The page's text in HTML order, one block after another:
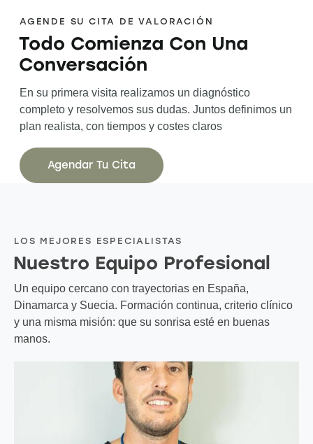
AGENDE SU CITA DE VALORACIÓN
Todo Comienza Con Una
Conversación
En su primera visita realizamos un diagnóstico
completo y resolvemos sus dudas. Juntos definimos un
plan realista, con tiempos y costes claros
Agendar Tu Cita
LOS MEJORES ESPECIALISTAS
Nuestro Equipo Profesional
Un equipo cercano con trayectorias en España,
Dinamarca y Suecia. Formación continua, criterio clínico
y una misma misión: que su sonrisa esté en buenas
manos.